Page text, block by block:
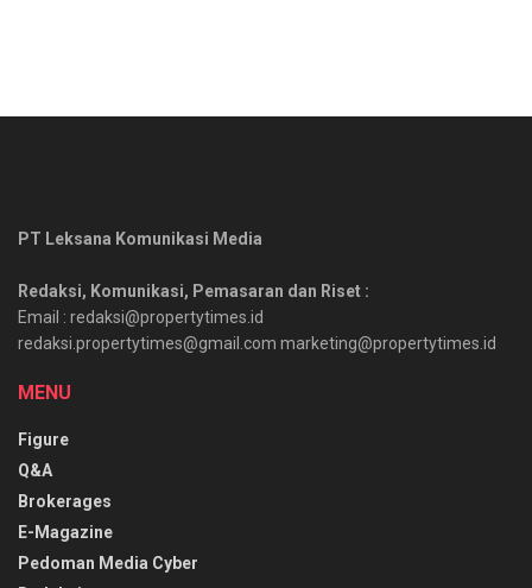
PT Leksana Komunikasi Media
Redaksi, Komunikasi, Pemasaran dan Riset :
Email : redaksi@propertytimes.id
redaksi.propertytimes@gmail.com marketing@propertytimes.id
MENU
Figure
Q&A
Brokerages
E-Magazine
Pedoman Media Cyber